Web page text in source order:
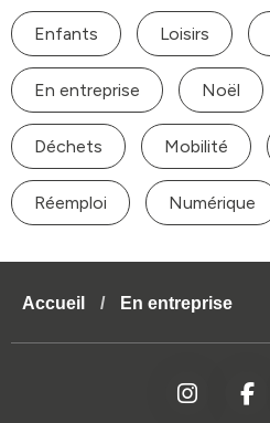
Enfants Loisirs
En entreprise Noël
Déchets Mobilité
Réemploi Numérique
Accueil / En entreprise